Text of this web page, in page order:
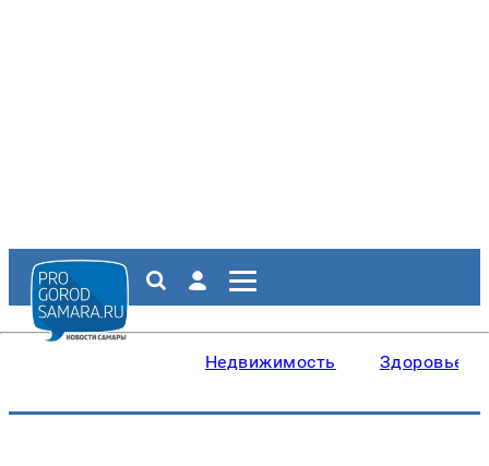
Недвижимость Здоровье